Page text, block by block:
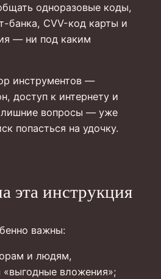
одноразовые коды,
банка, CVV-код карты и
— ни под каким
инструментов —
доступ к интернету и
лишние вопросы — уже
попасться на удочку.
эта инструкция
важны:
и людям,
вложения»;